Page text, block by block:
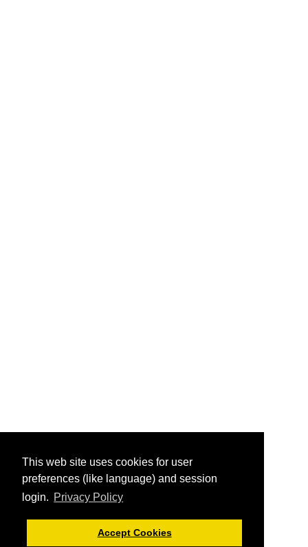
This web site uses cookies for user
preferences (like language) and session
login. Privacy Policy
Accept Cookies